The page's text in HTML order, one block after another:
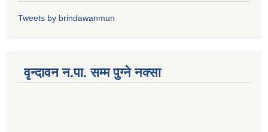
Tweets by brindawanmun
वृन्दावन न.पा. सम्म पुग्ने नक्सा